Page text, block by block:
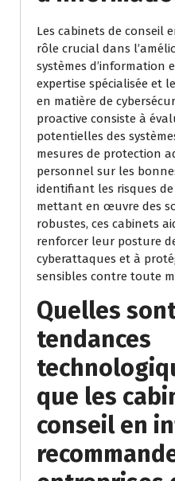
Les cabinets de conseil
rôle crucial dans
systèmes
expertise spécialisée et
en matière de
proactive consiste à
potentielles des
mesures de protection
personnel sur les
identifiant les risques
mettant en œuvre des
robustes, ces cabinets
renforcer leur posture
cyberattaques et à
sensibles contre toute
Quelles
tendances
que les
conseil en